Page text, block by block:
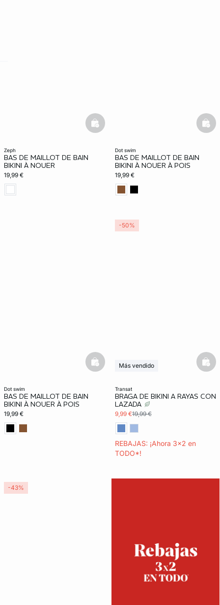
zeph
BAS DE MAILLOT DE BAIN
BIKINI À NOUER
19,99 €
basketfull
dot swim
BAS DE MAILLOT DE BAIN
BIKINI À NOUER À POIS
19,99 €
dot swim
BAS DE MAILLOT DE BAIN
BIKINI À NOUER À POIS
19,99 €
basketfull
transat
BRAGA DE BIKINI A RAYAS CON
LAZADA
9,99 €19,99 €
REBAJAS: ¡Ahora 3x2 en
TODO*!
Más vendido
-50%
-43%